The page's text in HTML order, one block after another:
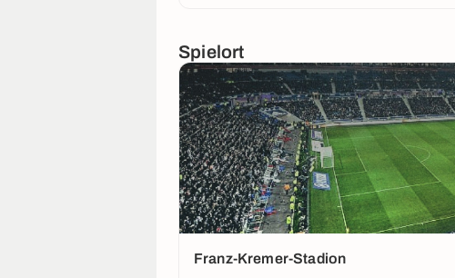
Spielort
Franz-Kremer-Stadion